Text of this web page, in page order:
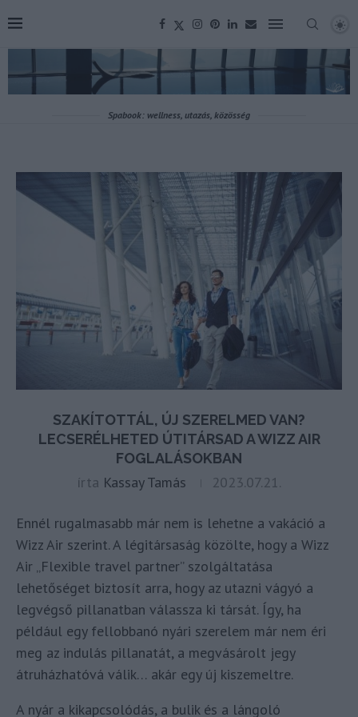
Spabook: wellness, utazás, közösség
SZAKÍTOTTÁL, ÚJ SZERELMED VAN?
LECSERÉLHETED ÚTITÁRSAD A WIZZ AIR
FOGLALÁSOKBAN
írta Kassay Tamás 2023.07.21.
Ennél rugalmasabb már nem is lehetne a vakáció a
Wizz Air szerint. A légitársaság közölte, hogy a Wizz
Air „Flexible travel partner” szolgáltatása
lehetőséget biztosít arra, hogy az utazni vágyó a
legvégső pillanatban válassza ki társát. Így, ha
például egy fellobbanó nyári szerelem már nem éri
meg az indulás pillanatát, a megvásárolt jegy
átruházhatóvá válik… akár egy új kiszemeltre.
A nyár a kikapcsolódás, a bulik és a lángoló